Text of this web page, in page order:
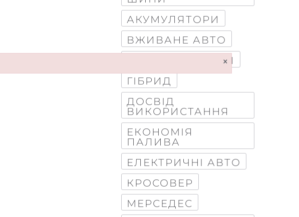
АКУМУЛЯТОРИ
ВЖИВАНЕ АВТО
ВНЕДОРОЖНИКИ
ГІБРИД
ДОСВІД
ВИКОРИСТАННЯ
ЕКОНОМІЯ
ПАЛИВА
ЕЛЕКТРИЧНІ АВТО
КРОСОВЕР
МЕРСЕДЕС
×